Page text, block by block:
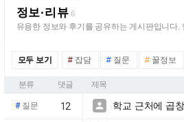
정보·리뷰 6
유용한 정보와 후기를 공유하는 게시판입니다
모두 보기 # 잡담 # 질문 # 꿀정보
분류 댓글 제목
#질문 12  학교 근처에 곱